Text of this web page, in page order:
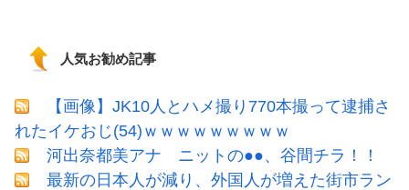
人気お勧め記事
【画像】JK10人とハメ撮り770本撮って逮捕さ
れたイケおじ(54)ｗｗｗｗｗｗｗｗｗ
河出奈都美アナ ニットの●●、谷間チラ！！
最新の日本人が減り、外国人が増えた街市ラン